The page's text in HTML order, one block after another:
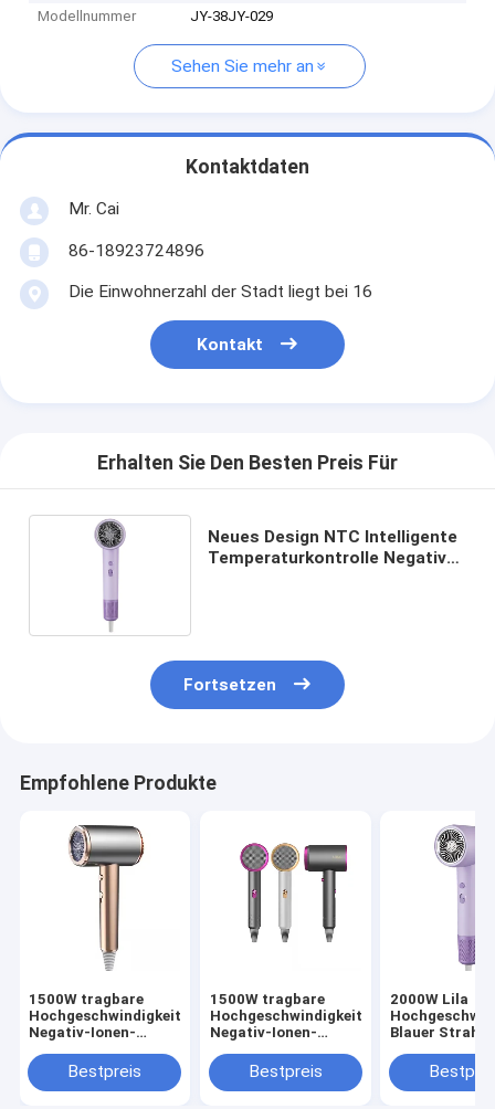
Modellnummer
JY-38JY-029
Sehen Sie mehr an
Kontaktdaten
Mr. Cai
86-18923724896
Die Einwohnerzahl der Stadt liegt bei 16
Kontakt
Erhalten Sie Den Besten Preis Für
Neues Design NTC Intelligente
Temperaturkontrolle Negativ-
Fortsetzen
Empfohlene Produkte
1500W tragbare
Hochgeschwindigkeits-
Negativ-Ionen-
Elektrische
Haartrockner für
Bestpreis
1500W tragbare
Hochgeschwindigkeits-
Negativ-Ionen-
Elektrische
Haartrockner für
Bestpreis
2000W Lila
Blauer Strahl
Haartrockner
Temperatur